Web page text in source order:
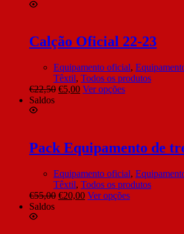
Calção Oficial 22-23
Equipamento oficial,
Têxtil, Todos os produtos
€22,50 €5,00 Ver opções
Saldos
Pack Equipamento de
Equipamento oficial,
Têxtil, Todos os produtos
€55,00 €20,00 Ver opções
Saldos